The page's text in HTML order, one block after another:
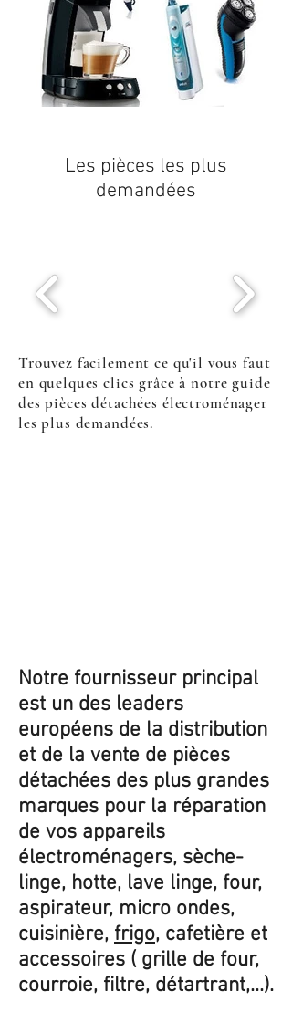
Les pièces les plus
demandées
Trouvez facilement ce qu'il vous faut
en quelques clics grâce à notre guide
des pièces détachées électroménager
les plus demandées.
Notre fournisseur principal
est un des leaders
européens de la distribution
et de la vente de pièces
détachées des plus grandes
marques pour la réparation
de vos appareils
électroménagers, sèche-
linge, hotte, lave linge, four,
aspirateur, micro ondes,
cuisinière, frigo, cafetière et
accessoires ( grille de four,
courroie, filtre, détartrant,...).